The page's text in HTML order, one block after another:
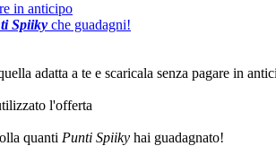
in anticipo
Spiiky che guadagni!
adatta a te e scaricala senza pagare in
l'offerta
quanti Punti Spiiky hai guadagnato!